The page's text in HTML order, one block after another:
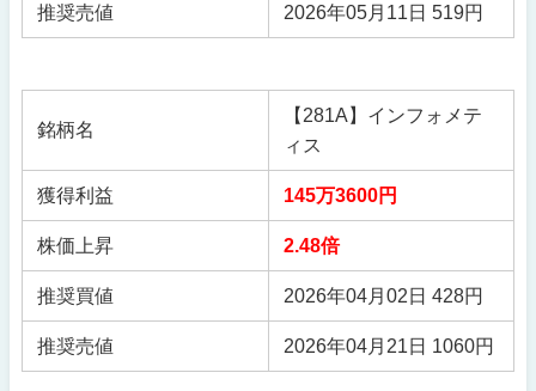
推奨売値 2026年05月11日 519円
銘柄名
【281A】インフォメテ
ィス
獲得利益 145万3600円
株価上昇 2.48倍
推奨買値 2026年04月02日 428円
推奨売値 2026年04月21日 1060円